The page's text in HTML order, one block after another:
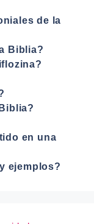
de la
Biblia?
en una
ejemplos?